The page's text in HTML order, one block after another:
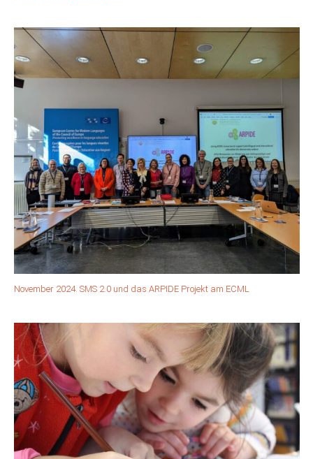
November 2024. SMS 2.0 und das ARPIDE Projekt am ECML